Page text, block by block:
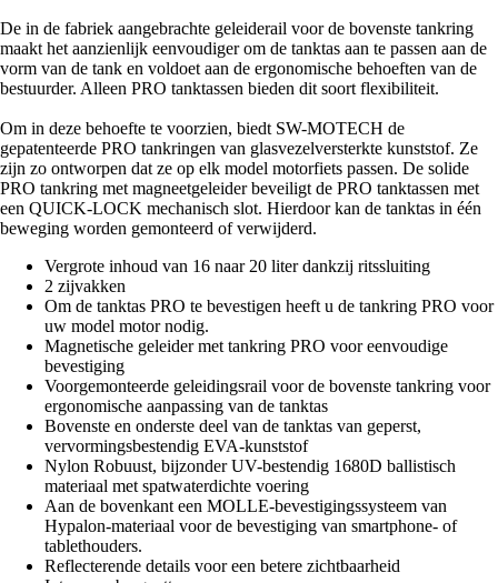
De in de fabriek aangebrachte geleiderail voor de bovenste tankring
maakt het aanzienlijk eenvoudiger om de tanktas aan te passen aan de
vorm van de tank en voldoet aan de ergonomische behoeften van de
bestuurder. Alleen PRO tanktassen bieden dit soort flexibiliteit.
Om in deze behoefte te voorzien, biedt SW-MOTECH de
gepatenteerde PRO tankringen van glasvezelversterkte kunststof. Ze
zijn zo ontworpen dat ze op elk model motorfiets passen. De solide
PRO tankring met magneetgeleider beveiligt de PRO tanktassen met
een QUICK-LOCK mechanisch slot. Hierdoor kan de tanktas in één
beweging worden gemonteerd of verwijderd.
Vergrote inhoud van 16 naar 20 liter dankzij ritssluiting
2 zijvakken
Om de tanktas PRO te bevestigen heeft u de tankring PRO voor
uw model motor nodig.
Magnetische geleider met tankring PRO voor eenvoudige
bevestiging
Voorgemonteerde geleidingsrail voor de bovenste tankring voor
ergonomische aanpassing van de tanktas
Bovenste en onderste deel van de tanktas van geperst,
vervormingsbestendig EVA-kunststof
Nylon Robuust, bijzonder UV-bestendig 1680D ballistisch
materiaal met spatwaterdichte voering
Aan de bovenkant een MOLLE-bevestigingssysteem van
Hypalon-materiaal voor de bevestiging van smartphone- of
tablethouders.
Reflecterende details voor een betere zichtbaarheid